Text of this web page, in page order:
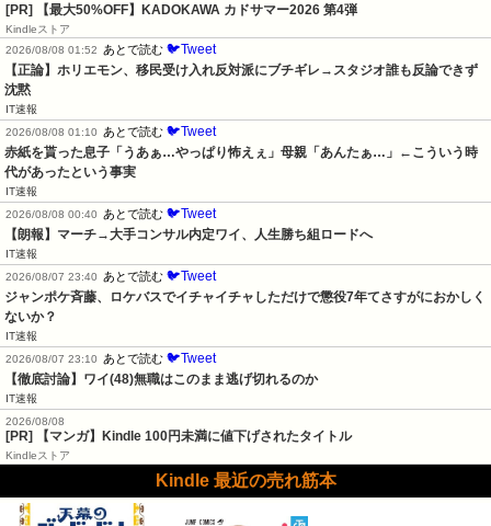
[PR] 【最大50%OFF】KADOKAWA カドサマー2026 第4弾
Kindleストア
2026/08/08 01:52
あとで読む 🐦Tweet
【正論】ホリエモン、移民受け入れ反対派にブチギレ→スタジオ誰も反論できず
沈黙
IT速報
2026/08/08 01:10
あとで読む 🐦Tweet
赤紙を貰った息子「うあぁ…やっぱり怖えぇ」母親「あんたぁ…」←こういう時
代があったという事実
IT速報
2026/08/08 00:40
あとで読む 🐦Tweet
【朗報】マーチ→大手コンサル内定ワイ、人生勝ち組ロードへ
IT速報
2026/08/07 23:40
あとで読む 🐦Tweet
ジャンポケ斉藤、ロケバスでイチャイチャしただけで懲役7年てさすがにおかしく
ないか？
IT速報
2026/08/07 23:10
あとで読む 🐦Tweet
【徹底討論】ワイ(48)無職はこのまま逃げ切れるのか
IT速報
2026/08/08
[PR] 【マンガ】Kindle 100円未満に値下げされたタイトル
Kindleストア
Kindle 最近の売れ筋本